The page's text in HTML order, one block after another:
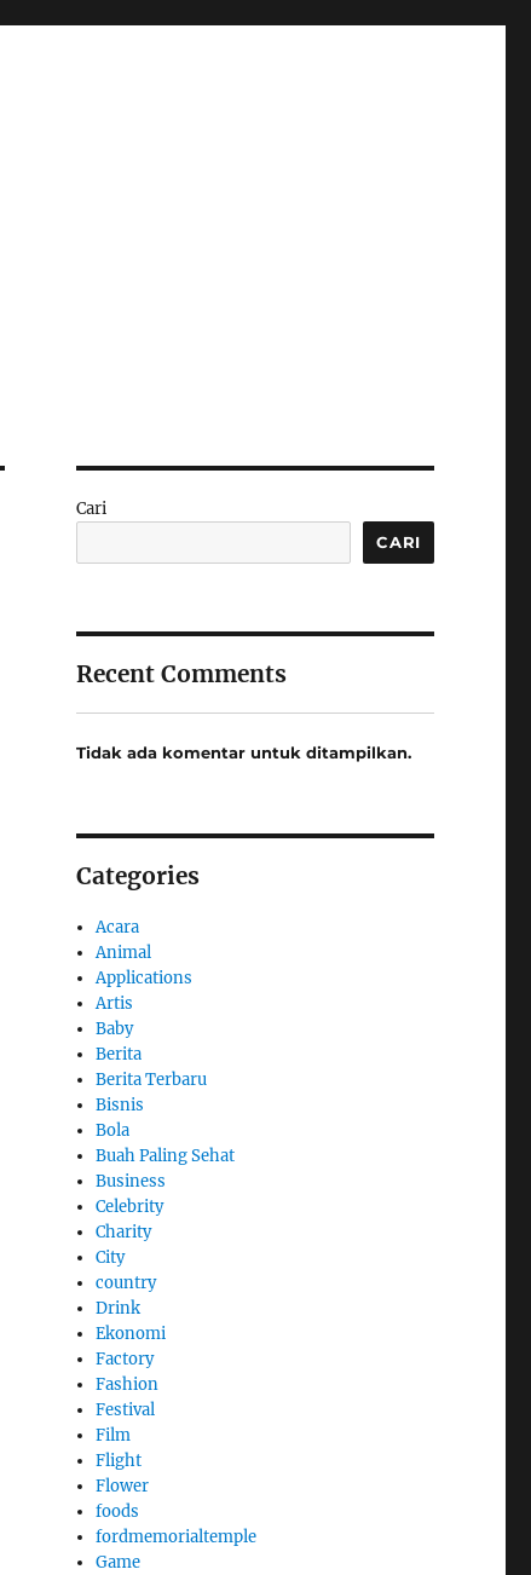
Cari
CARI
Recent Comments
Tidak ada komentar untuk ditampilkan.
Categories
Acara
Animal
Applications
Artis
Baby
Berita
Berita Terbaru
Bisnis
Bola
Buah Paling Sehat
Business
Celebrity
Charity
City
country
Drink
Ekonomi
Factory
Fashion
Festival
Film
Flight
Flower
foods
fordmemorialtemple
Game